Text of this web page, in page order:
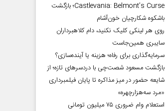
Castlevania: Belmont’s Curse؛ بازگشت
باشکوه شکارچیان خون‌آشام
روی هر لینکی کلیک نکنید، دام کلاهبرداران
سایبری همین‌جاست
سرمایه‌گذاری برای رفاه؛ هزینه یا آینده‌سازی؟
بازگشت مسعود شصت‌چی با دردسر‌های تازه؛ از
شایعه حضور در میز مذاکره تا پایان فیلمبرداری
«مرد سه‌هزارچهره»
استعلام وام ضروری ۷۵ میلیون تومانی